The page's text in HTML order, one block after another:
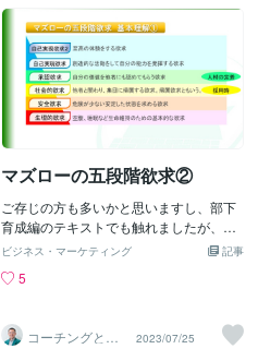
になります。 つまり安心安全に生活を送
ることができる環境ができれば、次は家
族や仲間が欲しいという欲求に繋がると
いうことです。 この欲求が満たされない
場合、孤独感を感じたり、不安を感じた
り、また最近特に増えてきている鬱状態
になったりしてしまうのです。 逆にこの
欲求が満たされれば第４段階目の欲求
「自我的欲求」になり
方が人間心理の段階を5段階に分けピラミ
ッド型の図にしているのを見ました。人
間の欲求の段階を現わしているとされて
います。興味がある方はネット検索して
みてください・・ここでは詳しく説明さ
れています。「マズローの欲求５段階
よ。 心理戦略に応用できると思いま
す。簡単に言うと以前の当ブログにて述
コモディティの対比、市場の分類である
ポジショニングマトリクスによって自社
が(デザイナーにとってのクライアントの
顧客)どんな使命と役割をもっていてその
す。 エンドユーザーである購買検討客
がどの様な心の動きをしているか又心の
マズローの五段階欲求②
ご存じの方も多いかと思いますし、部下
育成編のテキストでも触れましたが、マ
ズローの五段階欲求の基本を抑えておき
は空腹、睡眠など生命維持のための基本
を受けている方にこの欲求が満たされて
いないという方はいないでしょう。しか
記事
ビジネス・マーケティング
5
コーチングと社
員研修の永井ロ
2023/07/25